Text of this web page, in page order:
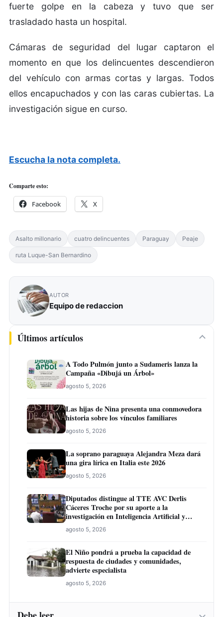
fuerte golpe en la cabeza y tuvo que ser
trasladado hasta un hospital.
Cámaras de seguridad del lugar captaron el
momento en que los delincuentes descendieron
del vehículo con armas cortas y largas. Todos
ellos encapuchados y con las caras cubiertas. La
investigación sigue en curso.
Escucha la nota completa.
Comparte esto:
Facebook X
Asalto millonario cuatro delincuentes Paraguay Peaje
ruta Luque-San Bernardino
AUTOR
Equipo de redaccion
Últimos artículos
A Todo Pulmón junto a Sudameris lanza la
Campaña «Dibujá un Árbol»
agosto 5, 2026
Las hijas de Nina presenta una conmovedora
historia sobre los vínculos familiares
agosto 5, 2026
La soprano paraguaya Alejandra Meza dará
una gira lírica en Italia este 2026
agosto 5, 2026
Diputados distingue al TTE AVC Derlis
Cáceres Troche por su aporte a la
investigación en Inteligencia Artificial y
Educación
agosto 5, 2026
El Niño pondrá a prueba la capacidad de
respuesta de ciudades y comunidades,
advierte especialista
agosto 5, 2026